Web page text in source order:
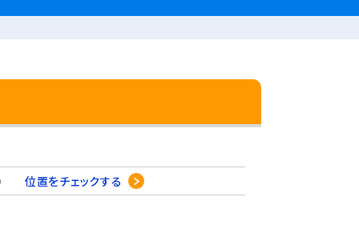
位置をチェックする